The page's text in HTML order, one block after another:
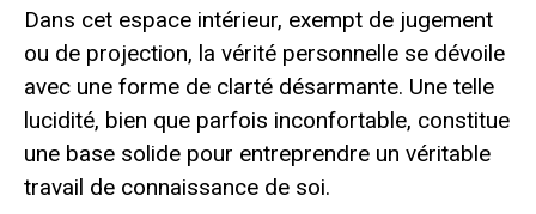
Dans cet espace intérieur, exempt de jugement
ou de projection, la vérité personnelle se dévoile
avec une forme de clarté désarmante. Une telle
lucidité, bien que parfois inconfortable, constitue
une base solide pour entreprendre un véritable
travail de connaissance de soi.